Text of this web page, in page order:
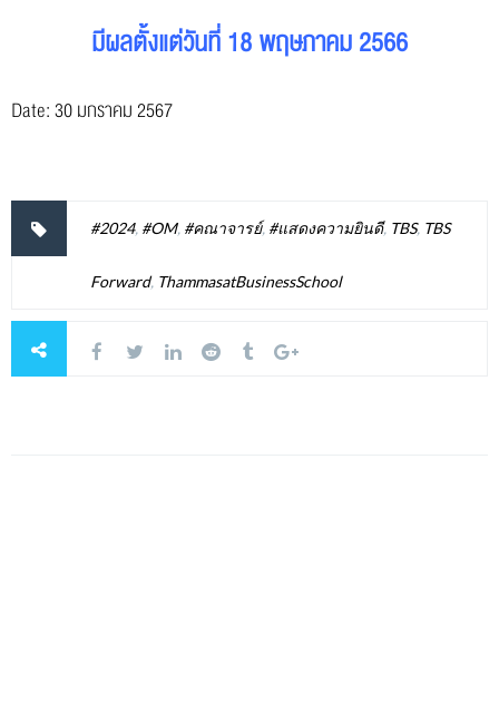
มีผลตั้งแต่วันที่ 18 พฤษภาคม 2566
Date: 30 มกราคม 2567
#2024, #OM, #คณาจารย์, #แสดงความยินดี, TBS, TBS
Forward, ThammasatBusinessSchool